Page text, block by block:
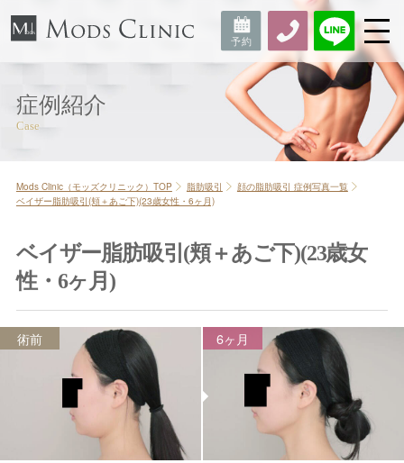
症例紹介
Mods Clinic（モッズクリニック）TOP 脂肪吸引
顔の脂肪吸引 症例写真一覧
ベイザー脂肪吸引(頬＋あご下)(23歳女性・6ヶ月)
ベイザー脂肪吸引(頬＋あご下)(23歳女
性・6ヶ月)
術前 6ヶ月